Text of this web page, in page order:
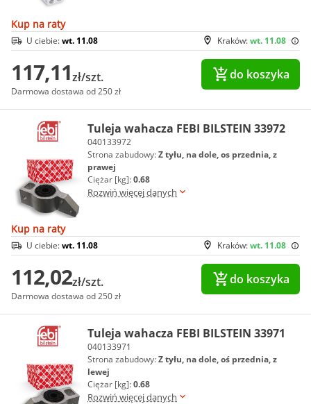
Kup na raty
Kraków:wt. 11.08
U ciebie:wt. 11.08
117,11zł/szt.
Darmowa dostawa od 250 zł
do koszyka
Tuleja wahacza FEBI BILSTEIN 33972
040133972
Strona zabudowy:Z tyłu, na dole, os przednia, z
prawej
Ciężar [kg]:0.68
Rozwiń więcej danych
Kup na raty
Kraków:wt. 11.08
U ciebie:wt. 11.08
112,02zł/szt.
Darmowa dostawa od 250 zł
do koszyka
Tuleja wahacza FEBI BILSTEIN 33971
040133971
Strona zabudowy:Z tyłu, na dole, oś przednia, z
lewej
Ciężar [kg]:0.68
Rozwiń więcej danych